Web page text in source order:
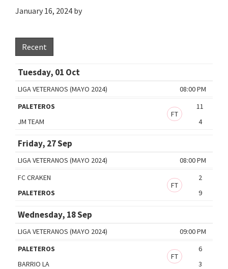
Bateo
Eventos
January 16, 2024 by
Recent
Tuesday, 01 Oct
08:00 PM
LIGA VETERANOS (MAYO 2024)
PALETEROS
11
FT
JM TEAM
4
Friday, 27 Sep
08:00 PM
LIGA VETERANOS (MAYO 2024)
FC CRAKEN
2
FT
PALETEROS
9
Wednesday, 18 Sep
09:00 PM
LIGA VETERANOS (MAYO 2024)
PALETEROS
6
FT
BARRIO LA
3